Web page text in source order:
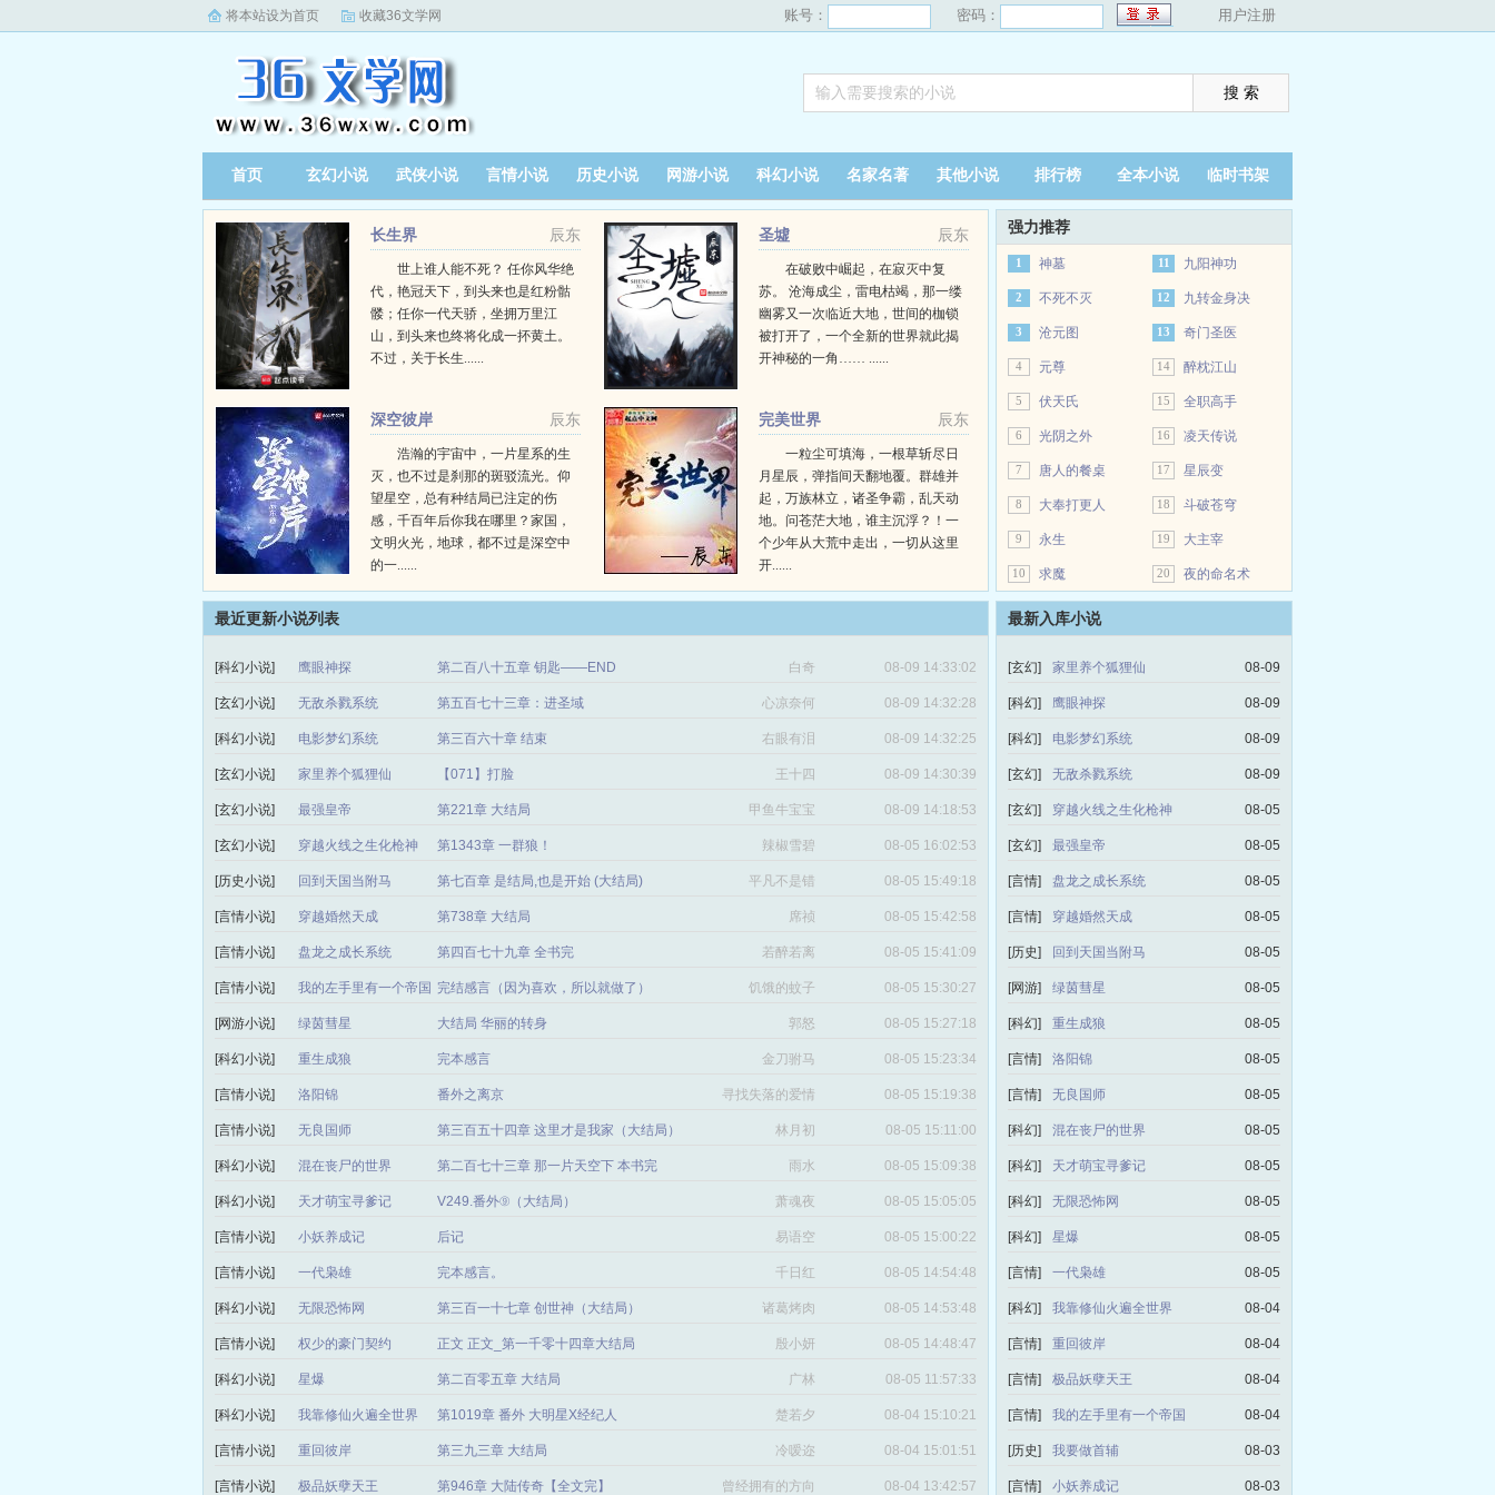
将本站设为首页 收藏36文学网 账号： 密码： 用户注册
首页 玄幻小说 武侠小说 言情小说 历史小说 网游小说 科幻小说 名家名著 其他小说 排行榜 全本小说 临时书架
辰东
长生界
世上谁人能不死？ 任你风华绝
代，艳冠天下，到头来也是红粉骷
髅；任你一代天骄，坐拥万里江
山，到头来也终将化成一抔黄土。
不过，关于长生......
辰东
圣墟
在破败中崛起，在寂灭中复
苏。 沧海成尘，雷电枯竭，那一缕
幽雾又一次临近大地，世间的枷锁
被打开了，一个全新的世界就此揭
开神秘的一角…… ......
辰东
深空彼岸
浩瀚的宇宙中，一片星系的生
灭，也不过是刹那的斑驳流光。仰
望星空，总有种结局已注定的伤
感，千百年后你我在哪里？家国，
文明火光，地球，都不过是深空中
的一......
辰东
完美世界
一粒尘可填海，一根草斩尽日
月星辰，弹指间天翻地覆。群雄并
起，万族林立，诸圣争霸，乱天动
地。问苍茫大地，谁主沉浮？！一
个少年从大荒中走出，一切从这里
开......
强力推荐
1 神墓
2 不死不灭
3 沧元图
4 元尊
5 伏天氏
6 光阴之外
7 唐人的餐桌
8 大奉打更人
9 永生
10 求魔
11 九阳神功
12 九转金身决
13 奇门圣医
14 醉枕江山
15 全职高手
16 凌天传说
17 星辰变
18 斗破苍穹
19 大主宰
20 夜的命名术
最近更新小说列表
[科幻小说] 鹰眼神探 第二百八十五章 钥匙——END 白奇 08-09 14:33:02
[玄幻小说] 无敌杀戮系统 第五百七十三章：进圣域 心凉奈何 08-09 14:32:28
[科幻小说] 电影梦幻系统 第三百六十章 结束 右眼有泪 08-09 14:32:25
[玄幻小说] 家里养个狐狸仙 【071】打脸 王十四 08-09 14:30:39
[玄幻小说] 最强皇帝 第221章 大结局 甲鱼牛宝宝 08-09 14:18:53
[玄幻小说] 穿越火线之生化枪神 第1343章 一群狼！ 辣椒雪碧 08-05 16:02:53
[历史小说] 回到天国当附马 第七百章 是结局,也是开始 (大结局) 平凡不是错 08-05 15:49:18
[言情小说] 穿越婚然天成 第738章 大结局 席祯 08-05 15:42:58
[言情小说] 盘龙之成长系统 第四百七十九章 全书完 若醉若离 08-05 15:41:09
[言情小说] 我的左手里有一个帝国 完结感言（因为喜欢，所以就做了） 饥饿的蚊子 08-05 15:30:27
[网游小说] 绿茵彗星 大结局 华丽的转身 郭怒 08-05 15:27:18
[科幻小说] 重生成狼 完本感言 金刀驸马 08-05 15:23:34
[言情小说] 洛阳锦 番外之离京 寻找失落的爱情 08-05 15:19:38
[言情小说] 无良国师 第三百五十四章 这里才是我家（大结局） 林月初 08-05 15:11:00
[科幻小说] 混在丧尸的世界 第二百七十三章 那一片天空下 本书完 雨水 08-05 15:09:38
[科幻小说] 天才萌宝寻爹记 V249.番外⑨（大结局） 萧魂夜 08-05 15:05:05
[言情小说] 小妖养成记 后记 易语空 08-05 15:00:22
[言情小说] 一代枭雄 完本感言。 千日红 08-05 14:54:48
[科幻小说] 无限恐怖网 第三百一十七章 创世神（大结局） 诸葛烤肉 08-05 14:53:48
[言情小说] 权少的豪门契约 正文 正文_第一千零十四章大结局 殷小妍 08-05 14:48:47
[科幻小说] 星爆 第二百零五章 大结局 广林 08-05 11:57:33
[科幻小说] 我靠修仙火遍全世界 第1019章 番外 大明星X经纪人 楚若夕 08-04 15:10:21
[言情小说] 重回彼岸 第三九三章 大结局 冷嗳迩 08-04 15:01:51
[言情小说] 极品妖孽天王 第946章 大陆传奇【全文完】 曾经拥有的方向 08-04 13:42:57
最新入库小说
[玄幻] 家里养个狐狸仙 08-09
[科幻] 鹰眼神探 08-09
[科幻] 电影梦幻系统 08-09
[玄幻] 无敌杀戮系统 08-09
[玄幻] 穿越火线之生化枪神 08-05
[玄幻] 最强皇帝 08-05
[言情] 盘龙之成长系统 08-05
[言情] 穿越婚然天成 08-05
[历史] 回到天国当附马 08-05
[网游] 绿茵彗星 08-05
[科幻] 重生成狼 08-05
[言情] 洛阳锦 08-05
[言情] 无良国师 08-05
[科幻] 混在丧尸的世界 08-05
[科幻] 天才萌宝寻爹记 08-05
[科幻] 无限恐怖网 08-05
[科幻] 星爆 08-05
[言情] 一代枭雄 08-05
[科幻] 我靠修仙火遍全世界 08-04
[言情] 重回彼岸 08-04
[言情] 极品妖孽天王 08-04
[言情] 我的左手里有一个帝国 08-04
[历史] 我要做首辅 08-03
[言情] 小妖养成记 08-03